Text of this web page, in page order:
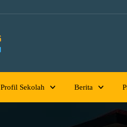
Profil Sekolah Berita